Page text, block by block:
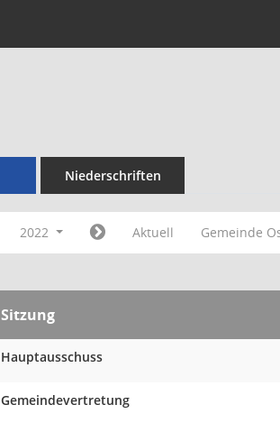
Niederschriften
2022 Aktuell Gemeinde
Sitzung
Hauptausschuss
Gemeindevertretung